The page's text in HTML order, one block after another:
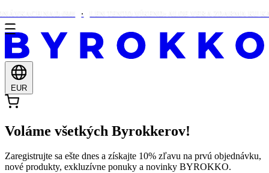
EUR
Voláme všetkých Byrokkerov!
Zaregistrujte sa ešte dnes a získajte 10% zľavu na prvú objednávku,
nové produkty, exkluzívne ponuky a novinky BYROKKO.